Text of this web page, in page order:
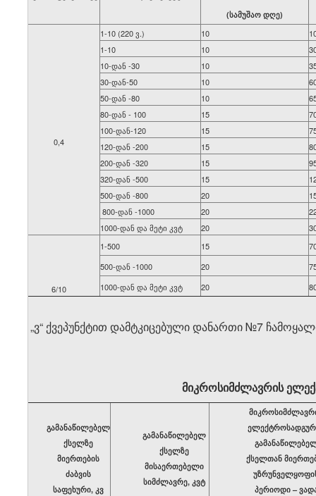
(სამუშაო დღე)
0,4
1-10 (220 ვ.) 10
1-10
10
10-დან -30
10
30-დან-50
10
50-დან -80
10
80-დან - 100
15
100-დან-120
15
120-დან -200
15
200-დან -320
15
320-დან -500
15
500-დან -800
20
800-დან -1000
20
1000-დან და მეტი კვტ
20
6/10
1-500 15
500-დან -1000
20
1000-დან და მეტი კვტ
20
გ) „ვ“ ქვეპუნქტით დამტკიცებული დანართი №7
მიკროსიმძლავრის
გამანაწილებელ
ქსელზე
მიერთების
ძაბვის
საფეხური, კვ
გამანაწილებელ
ქსელზე
მისაერთებელი
სიმძლავრე, კვტ
ქსელთან
პერიოდი –